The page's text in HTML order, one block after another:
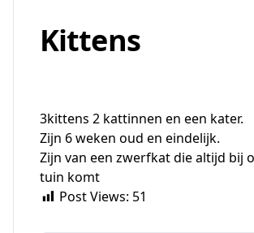
Kittens
3kittens 2 kattinnen en een kater.
Zijn 6 weken oud en eindelijk.
Zijn van een zwerfkat die altijd bij
tuin komt
Post Views: 51